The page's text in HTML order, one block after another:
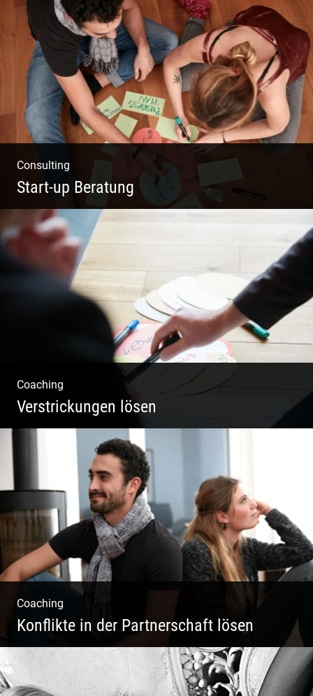
Business Coaching – Berufliche Freude
ermöglichen
Consulting
Start-up Beratung
Du beginnst Dein Eigenes zu erschaffen und
weißt nicht, wo du beginnen sollst?
Coaching
Verstrickungen lösen
Systemisches Coaching & Systemische
Aufstellung
Coaching
Konflikte in der Partnerschaft lösen
Paar Coaching – Der Weg in die Leichtigkeit
und Harmonie